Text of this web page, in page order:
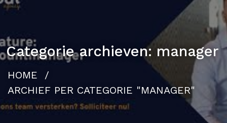
Categorie archieven: manager
HOME /
ARCHIEF PER CATEGORIE "MANAGER"